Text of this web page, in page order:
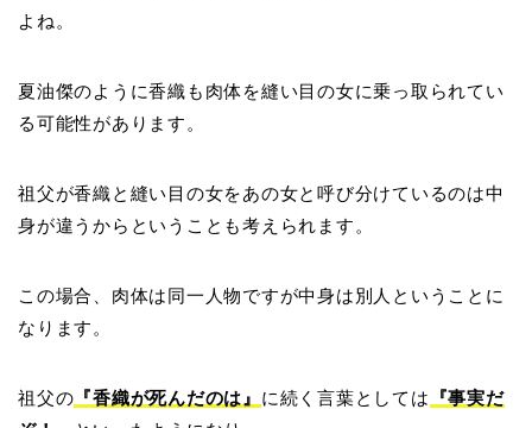
よね。
夏油傑のように香織も肉体を縫い目の女に乗っ取られてい
る可能性があります。
祖父が香織と縫い目の女をあの女と呼び分けているのは中
身が違うからということも考えられます。
この場合、肉体は同一人物ですが中身は別人ということに
なります。
祖父の 『香織が死んだのは』 に続く言葉としては
『事実だ